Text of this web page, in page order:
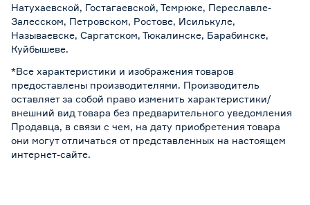
Натухаевской, Гостагаевской, Темрюке, Переславле-
Залесском, Петровском, Ростове, Исилькуле,
Называевске, Саргатском, Тюкалинске, Барабинске,
Куйбышеве.
*Все характеристики и изображения товаров
предоставлены производителями. Производитель
оставляет за собой право изменить характеристики/
внешний вид товара без предварительного уведомления
Продавца, в связи с чем, на дату приобретения товара
они могут отличаться от представленных на настоящем
интернет-сайте.